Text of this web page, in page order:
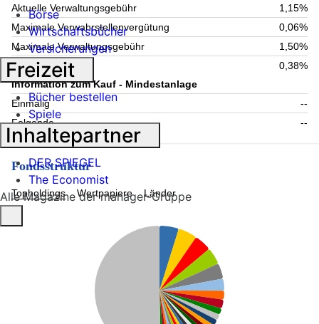
Aktuelle Verwaltungsgebühr
1,15%
Maximale Verwahrstellenvergütung
0,06%
Maximale Verwaltungsgebühr
1,50%
Laufende Kosten
0,38%
Information zum Kauf - Mindestanlage
Einmalig
--
Folgende
--
Fondsstruktur
Topholdings Wertpapiere Länder
Börse
Wirtschaftsbücher
Versicherungen
Freizeit
Bücher bestellen
Spiele
Inhaltepartner
DER SPIEGEL
The Economist
Alle Magazine der manager-Gruppe